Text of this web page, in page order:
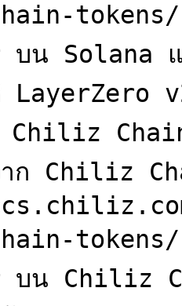
บน
LayerZero
Chiliz
ก Chiliz
บน Chiliz